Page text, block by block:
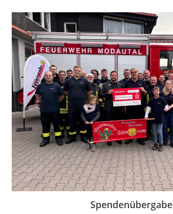
Spendenübergabe